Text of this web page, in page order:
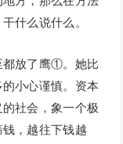
什么说什么。
都放了鹰①。她比
小心谨慎。资本
社会，象一个极
，越往下钱越